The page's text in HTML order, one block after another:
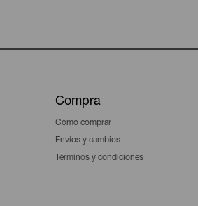
Compra
Cómo comprar
Envíos y cambios
Términos y condiciones